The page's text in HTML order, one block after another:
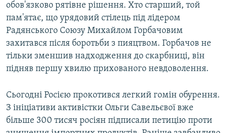
обов'язково рятівне рішення. Хто старший, той
пам'ятає, що урядовий стілець під лідером
Радянського Союзу Михайлом Горбачовим
захитався після боротьби з пияцтвом. Горбачов не
тільки зменшив надходження до скарбниці, він
підняв першу хвилю прихованого невдоволення.
Сьогодні Росією прокотився легкий гомін обурення.
З ініціативи активістки Ольги Савельєвої вже
більше 300 тисяч росіян підписали петицію проти